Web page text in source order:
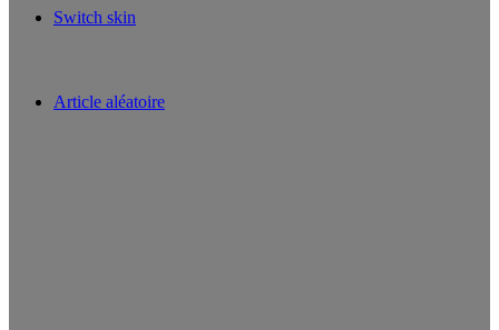
Switch skin
Article aléatoire